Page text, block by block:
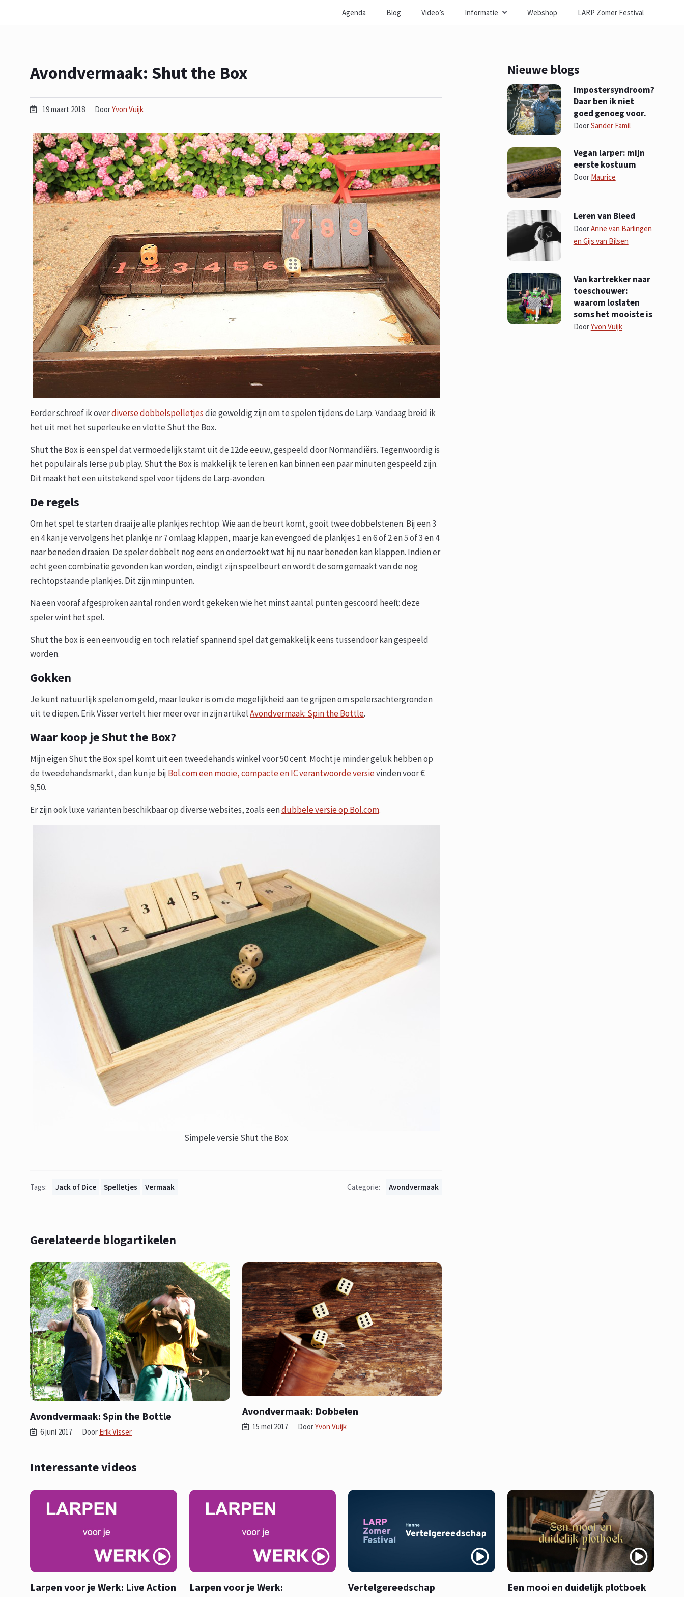
Agenda Blog Video’s Informatie Webshop LARP Zomer Festival
Avondvermaak: Shut the Box
19 maart 2018 DoorYvon Vuijk
Eerder schreef ik overdiverse dobbelspelletjesdie geweldig zijn om te spelen tijdens de Larp. Vandaag breid ik
het uit met het superleuke en vlotte Shut the Box.
Shut the Box is een spel dat vermoedelijk stamt uit de 12de eeuw, gespeeld door Normandiërs. Tegenwoordig is
het populair als Ierse pub play. Shut the Box is makkelijk te leren en kan binnen een paar minuten gespeeld zijn.
Dit maakt het een uitstekend spel voor tijdens de Larp-avonden.
De regels
Om het spel te starten draai je alle plankjes rechtop. Wie aan de beurt komt, gooit twee dobbelstenen. Bij een 3
en 4 kan je vervolgens het plankje nr 7 omlaag klappen, maar je kan evengoed de plankjes 1 en 6 of 2 en 5 of 3 en 4
naar beneden draaien. De speler dobbelt nog eens en onderzoekt wat hij nu naar beneden kan klappen. Indien er
echt geen combinatie gevonden kan worden, eindigt zijn speelbeurt en wordt de som gemaakt van de nog
rechtopstaande plankjes. Dit zijn minpunten.
Na een vooraf afgesproken aantal ronden wordt gekeken wie het minst aantal punten gescoord heeft: deze
speler wint het spel.
Shut the box is een eenvoudig en toch relatief spannend spel dat gemakkelijk eens tussendoor kan gespeeld
worden.
Gokken
Je kunt natuurlijk spelen om geld, maar leuker is om de mogelijkheid aan te grijpen om spelersachtergronden
uit te diepen. Erik Visser vertelt hier meer over in zijn artikelAvondvermaak: Spin the Bottle.
Waar koop je Shut the Box?
Mijn eigen Shut the Box spel komt uit een tweedehands winkel voor 50 cent. Mocht je minder geluk hebben op
de tweedehandsmarkt, dan kun je bij Bol.com een mooie, compacte en IC verantwoorde versievinden voor €
9,50.
Er zijn ook luxe varianten beschikbaar op diverse websites, zoals eendubbele versie op Bol.com.
Simpele versie Shut the Box
Tags: Jack of Dice Spelletjes Vermaak Categorie: Avondvermaak
Nieuwe blogs
Impostersyndroom?
Daar ben ik niet
goed genoeg voor.
DoorSander Famil
Vegan larper: mijn
eerste kostuum
Door Maurice
Leren van Bleed
DoorAnne van Barlingen
en Gijs van Bilsen
Van kartrekker naar
toeschouwer:
waarom loslaten
soms het mooiste is
DoorYvon Vuijk
Gerelateerde blogartikelen
Avondvermaak: Spin the Bottle
6 juni 2017 Door Erik Visser
Avondvermaak: Dobbelen
15 mei 2017 DoorYvon Vuijk
Interessante videos
Larpen voor je Werk: Live Action
Larpen voor je Werk:
Vertelgereedschap Een mooi en duidelijk plotboek